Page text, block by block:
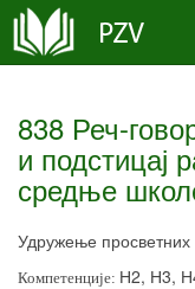
838 Реч-
и подстицај
средње
Удружење
Компетенције: Н2, Н3,